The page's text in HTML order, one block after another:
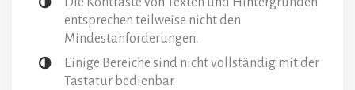
entsprechen teilweise nicht den
Mindestanforderungen.
Einige Bereiche sind nicht vollständig mit der
Tastatur bedienbar.